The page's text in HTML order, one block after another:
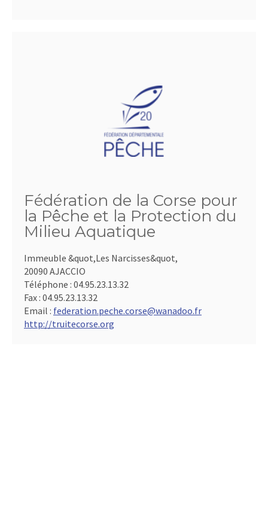
Fédération de la Corse pour
la Pêche et la Protection du
Milieu Aquatique
Immeuble &quot,Les Narcisses&quot,
20090 AJACCIO
Téléphone : 04.95.23.13.32
Fax : 04.95.23.13.32
Email : federation.peche.corse@wanadoo.fr
http://truitecorse.org